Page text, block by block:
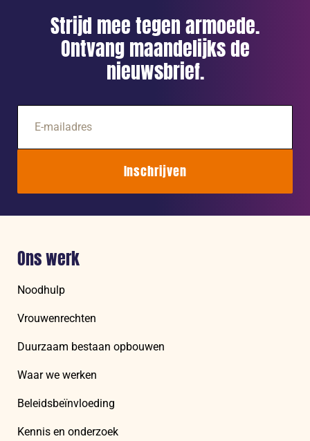
Strijd mee tegen armoede.
Ontvang maandelijks de
nieuwsbrief.
mailadres
Inschrijven
Ons werk
Noodhulp
Vrouwenrechten
Duurzaam bestaan opbouwen
Waar we werken
Beleidsbeïnvloeding
Kennis en onderzoek